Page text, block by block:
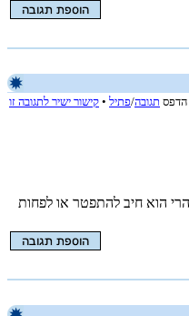
הדפס תגובה/פתיל • קישור ישיר לתגובה זו
הוא חיב להתפטר או לפחות